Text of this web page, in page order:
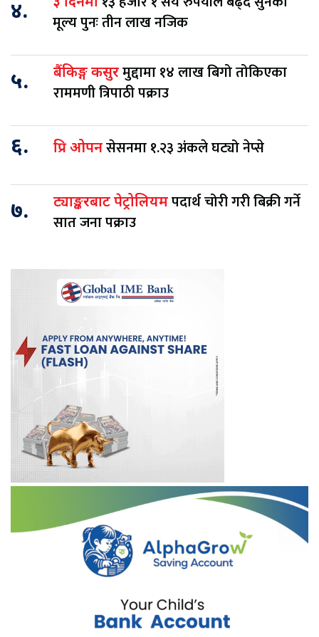
४.
मूल्य पुनः तीन लाख नजिक
५. बैंकिङ्ग कसुरमुद्दामा १४ लाख बिगो तोकिएका
राममणी त्रिपाठी पक्राउ
६. प्रि ओपनसेसनमा १.२३ अंकले घट्यो नेप्से
७. ट्याङ्करबाट पेट्रोलियमपदार्थ चोरी गरी बिक्री गर्ने
सात जना पक्राउ